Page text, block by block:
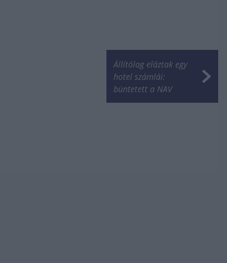
Állítólag eláztak egy
hotel számlái:
büntetett a NAV